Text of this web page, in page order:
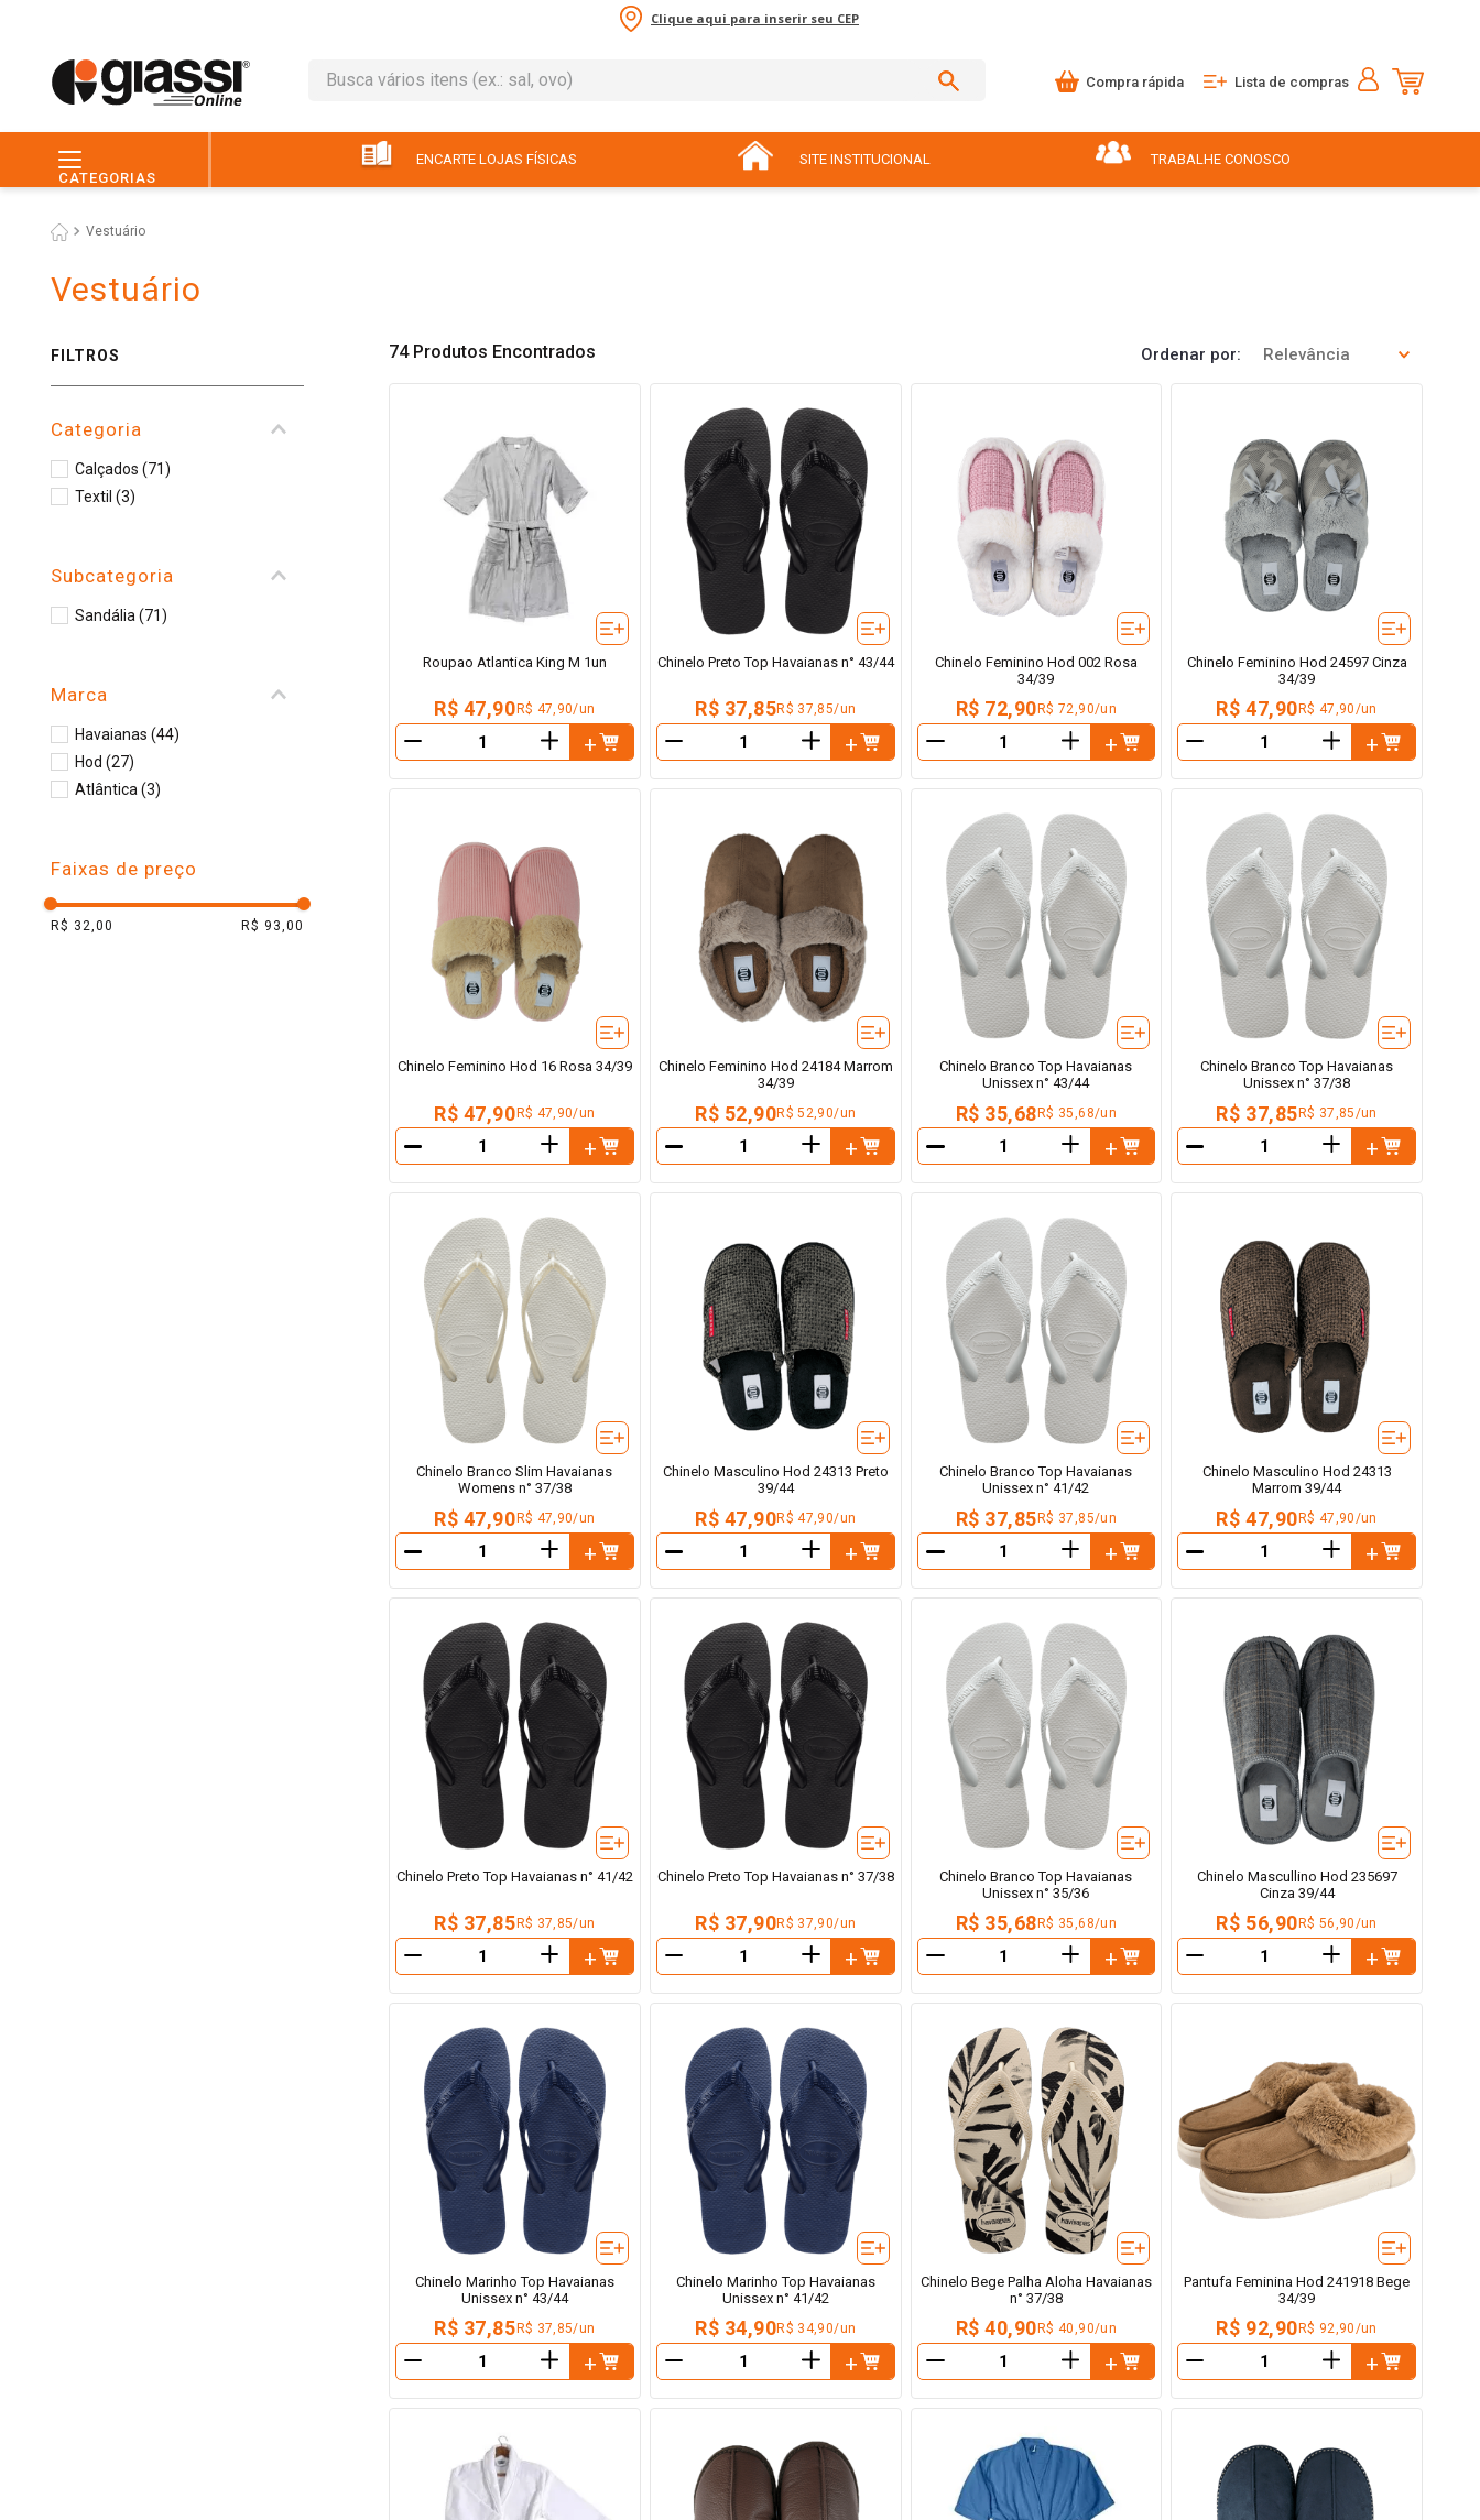
Clique aqui para inserir seu CEP
Busca vários itens (ex.: sal, ovo)
Compra rápida Lista de compras
CATEGORIAS
ENCARTE LOJAS FÍSICAS SITE INSTITUCIONAL TRABALHE CONOSCO
Vestuário
Vestuário
FILTROS
Categoria
Calçados (71)
Textil (3)
Subcategoria
Sandália (71)
Marca
Havaianas (44)
Hod (27)
Atlântica (3)
Faixas de preço
R$ 32,00 R$ 93,00
74 Produtos Ordenar por Relevância
Roupao Atlantica King M 1un
R$ 47,90R$ 47,90/un
＋
Chinelo Preto Top Havaianas n° 43/44
R$ 37,85R$ 37,85/un
＋
Chinelo Feminino Hod 002 Rosa
34/39
R$ 72,90R$ 72,90/un
＋
Chinelo Feminino Hod 24597 Cinza
34/39
R$ 47,90R$ 47,90/un
＋
Chinelo Feminino Hod 16 Rosa 34/39
R$ 47,90 R$ 47,90/un
＋
－
Chinelo Feminino Hod 24184 Marrom
34/39
R$ 52,90R$ 52,90/un
＋
－
Chinelo Branco Top Havaianas
Unissex n° 43/44
R$ 35,68R$ 35,68/un
＋
－
Chinelo Branco Top Havaianas
Unissex n° 37/38
R$ 37,85 R$ 37,85/un
＋
－
Chinelo Branco Slim Havaianas
Womens n° 37/38
R$ 47,90 R$ 47,90/un
＋
－
Chinelo Masculino Hod 24313 Preto
39/44
R$ 47,90R$ 47,90/un
＋
－
Chinelo Branco Top Havaianas
Unissex n° 41/42
R$ 37,85R$ 37,85/un
＋
－
Chinelo Masculino Hod 24313
Marrom 39/44
R$ 47,90 R$ 47,90/un
＋
－
Chinelo Preto Top Havaianas n° 41/42
R$ 37,85R$ 37,85/un
＋
Chinelo Preto Top Havaianas n° 37/38
R$ 37,90R$ 37,90/un
＋
Chinelo Branco Top Havaianas
Unissex n° 35/36
R$ 35,68R$ 35,68/un
＋
Chinelo Mascullino Hod 235697
Cinza 39/44
R$ 56,90R$ 56,90/un
＋
Chinelo Marinho Top Havaianas
Unissex n° 43/44
R$ 37,85R$ 37,85/un
＋
Chinelo Marinho Top Havaianas
Unissex n° 41/42
R$ 34,90R$ 34,90/un
＋
Chinelo Bege Palha Aloha Havaianas
n° 37/38
R$ 40,90R$ 40,90/un
＋
Pantufa Feminina Hod 241918 Bege
34/39
R$ 92,90R$ 92,90/un
＋
café
macarrão
arroz